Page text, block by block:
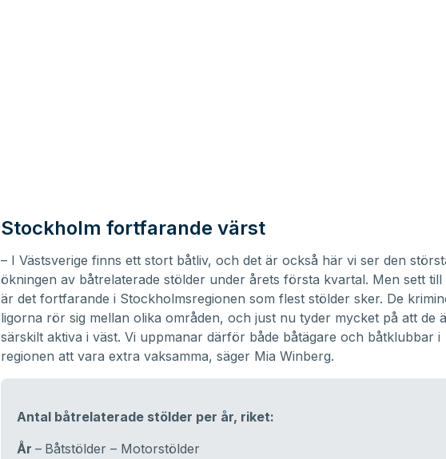
Stockholm fortfarande värst
– I Västsverige finns ett stort båtliv, och det är också här vi ser den
ökningen av båtrelaterade stölder under årets första kvartal. Men sett till
är det fortfarande i Stockholmsregionen som flest stölder sker. De
ligorna rör sig mellan olika områden, och just nu tyder mycket på att de
särskilt aktiva i väst. Vi uppmanar därför både båtägare och båtklubbar i
regionen att vara extra vaksamma, säger Mia Winberg.
Antal båtrelaterade stölder per år, riket:
År – Båtstölder – Motorstölder